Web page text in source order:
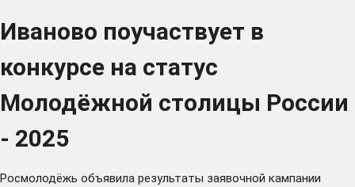
Иваново поучаствует в
конкурсе на статус
Молодёжной столицы России
- 2025
Росмолодёжь объявила результаты заявочной кампании